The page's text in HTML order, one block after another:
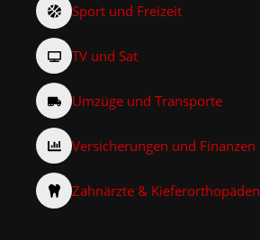
Sport und Freizeit
TV und Sat
Umzüge und Transporte
Versicherungen und Finanzen
Zahnärzte & Kieferorthopäden